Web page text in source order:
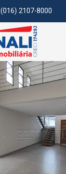
(016) 2107-8000